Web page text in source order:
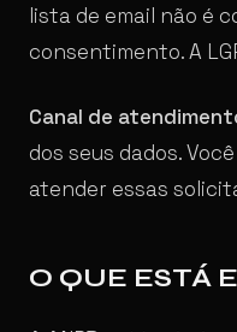
lista de email não é
consentimento. A
Canal de
dos seus dados.
atender essas
O QUE ESTÁ